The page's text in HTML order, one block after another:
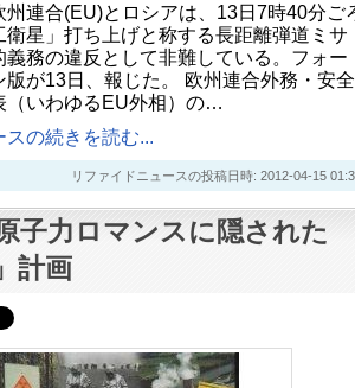
州連合(EU)とロシアは、13日7時40分ご
星」打ち上げと称する長距離弾道ミサ
義務の違反として非難している。フォー
版が13日、報じた。 欧州連合外務・安全
（いわゆるEU外相）の…
スの続きを読む...
リファイドニュースの投稿日時: 2012-04-15
子力ロマンスに隠された
計画